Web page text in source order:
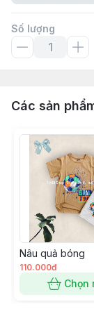
Số lượng
Các sản
Nâu quả bóng
110.000đ
Chọn